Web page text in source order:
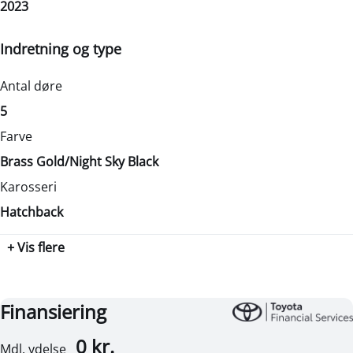
2023
Indretning og type
Antal døre
5
Farve
Brass Gold/Night Sky Black
Karosseri
Hatchback
72 HK
1,0 l
Drivmiddel
Benzin
Geartype
Automatisk
Antal cylindre
3
Nej
4
1740 mm
Højde
1510 mm
Længde
3700 mm
Tilkoblingsvægt med bremser
-
-
4.680 kr.
+ Vis flere